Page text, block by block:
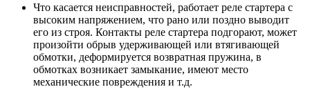
Что касается неисправностей, работает реле стартера с
высоким напряжением, что рано или поздно выводит
его из строя. Контакты реле стартера подгорают, может
произойти обрыв удерживающей или втягивающей
обмотки, деформируется возвратная пружина, в
обмотках возникает замыкание, имеют место
механические повреждения и т.д.